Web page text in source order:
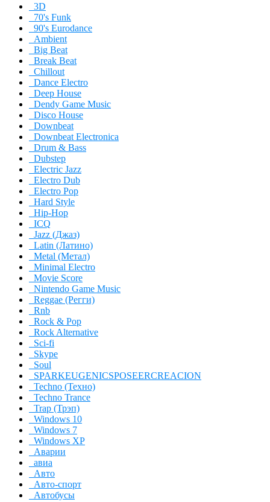
3D
70's Funk
90's Eurodance
Ambient
Big Beat
Break Beat
Chillout
Dance Electro
Deep House
Dendy Game Music
Disco House
Downbeat
Downbeat Electronica
Drum & Bass
Dubstep
Electric Jazz
Electro Dub
Electro Pop
Hard Style
Hip-Hop
ICQ
Jazz (Джаз)
Latin (Латино)
Metal (Метал)
Minimal Electro
Movie Score
Nintendo Game Music
Reggae (Регги)
Rnb
Rock & Pop
Rock Alternative
Sci-fi
Skype
Soul
SPARKEUGENICSPOSEERCREACION
Techno (Техно)
Techno Trance
Trap (Трэп)
Windows 10
Windows 7
Windows XP
Аварии
авиа
Авто
Авто-спорт
Автобусы